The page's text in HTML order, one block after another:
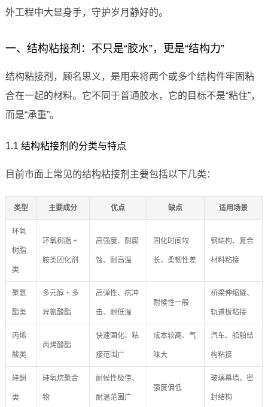
外工程中大显身手，守护岁月静好的。
一、结构粘接剂：不只是“胶水”，更是“结构力”
结构粘接剂，顾名思义，是用来将两个或多个结构件牢固粘
合在一起的材料。它不同于普通胶水，它的目标不是“粘住”，
而是“承重”。
1.1 结构粘接剂的分类与特点
目前市面上常见的结构粘接剂主要包括以下几类：
类型 主要成分 优点 缺点 适用场景
环氧
树脂
类
环氧树脂 +
胺类固化剂
高强度、耐腐
蚀、耐高温
固化时间较
长、柔韧性差
钢结构、复合
材料粘接
聚氨
酯类
多元醇 + 多
异氰酸酯
高弹性、抗冲
击、耐低温
耐候性一般
桥梁伸缩缝、
轨道板粘接
丙烯
酸类
丙烯酸酯
快速固化、粘
接范围广
成本较高、气
味大
汽车、船舶结
构粘接
硅酮
类
硅氧烷聚合
物
耐候性极佳、
耐温范围广
强度偏低
玻璃幕墙、密
封结构